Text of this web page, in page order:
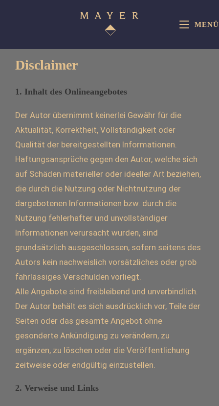
MENÜ
Disclaimer
1. Inhalt des Onlineangebotes
Der Autor übernimmt keinerlei Gewähr für die
Aktualität, Korrektheit, Vollständigkeit oder
Qualität der bereitgestellten Informationen.
Haftungsansprüche gegen den Autor, welche sich
auf Schäden materieller oder ideeller Art beziehen,
die durch die Nutzung oder Nichtnutzung der
dargebotenen Informationen bzw. durch die
Nutzung fehlerhafter und unvollständiger
Informationen verursacht wurden, sind
grundsätzlich ausgeschlossen, sofern seitens des
Autors kein nachweislich vorsätzliches oder grob
fahrlässiges Verschulden vorliegt.
Alle Angebote sind freibleibend und unverbindlich.
Der Autor behält es sich ausdrücklich vor, Teile der
Seiten oder das gesamte Angebot ohne
gesonderte Ankündigung zu verändern, zu
ergänzen, zu löschen oder die Veröffentlichung
zeitweise oder endgültig einzustellen.
2. Verweise und Links